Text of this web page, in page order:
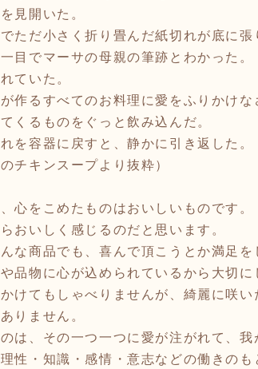
見開いた。
ただ小さく折り畳んだ紙切れが底に
目でマーサの母親の筆跡とわかった。
ていた。
作るすべてのお料理に愛をふりかけな
くるものをぐっと飲み込んだ。
を容器に戻すと、静かに引き返した。
チキンスープより抜粋）
心をこめたものはおいしいものです。
おいしく感じるのだと思います。
な商品でも、喜んで頂こうとか満足
品物に心が込められているから大切に
けてもしゃべりませんが、綺麗に咲
りません。
は、その一つ一つに愛が注がれて、
性・知識・感情・意志などの働きの